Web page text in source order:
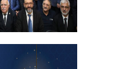
buluştuk